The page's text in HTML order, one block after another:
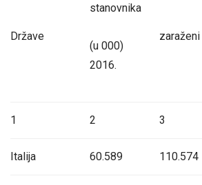
Države
stanovnika
(u 000)
2016.
zaraženi
1 2 3
Italija 60.589 110.574